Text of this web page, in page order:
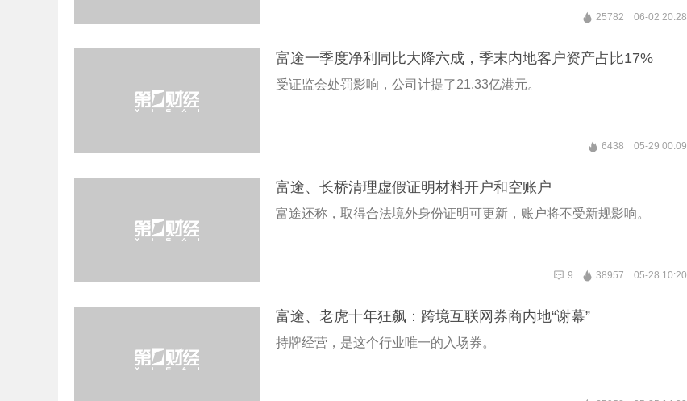
25782 06-02 20:28
富途一季度净利同比大降六成，季末内地客户资产占比17%
受证监会处罚影响，公司计提了21.33亿港元。
6438 05-29 00:09
富途、长桥清理虚假证明材料开户和空账户
富途还称，取得合法境外身份证明可更新，账户将不受新规影响。
9 38957 05-28 10:20
富途、老虎十年狂飙：跨境互联网券商内地“谢幕”
持牌经营，是这个行业唯一的入场券。